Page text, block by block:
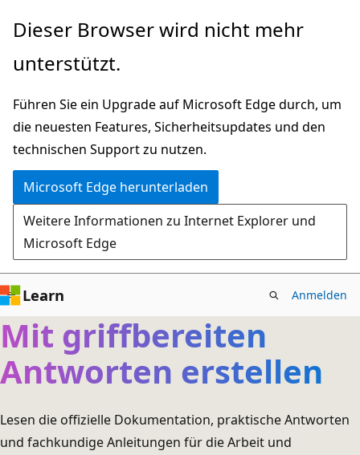
Zu
wechseln
Dieser Browser wird nicht mehr
unterstützt.
Führen Sie ein Upgrade auf Microsoft Edge durch, um
die neuesten Features, Sicherheitsupdates und den
technischen Support zu nutzen.
Microsoft Edge herunterladen
Weitere Informationen zu Internet Explorer und
Microsoft Edge
Learn Anmelden
Mit griffbereiten
Antworten erstellen
Lesen die offizielle Dokumentation, praktische Antworten
und fachkundige Anleitungen für die Arbeit und